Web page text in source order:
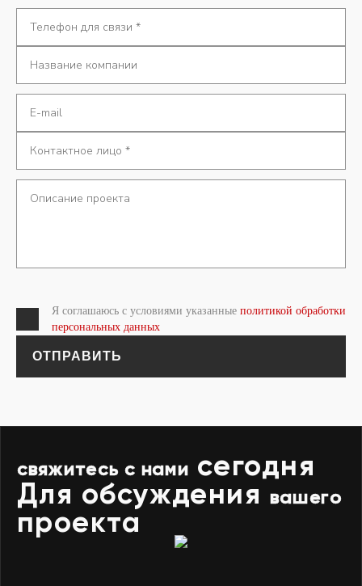
Я соглашаюсь с условиями указанные политикой обработки
персональных данных
ОТПРАВИТЬ
свяжитесь с нами сегодня
Для обсуждения вашего
проекта